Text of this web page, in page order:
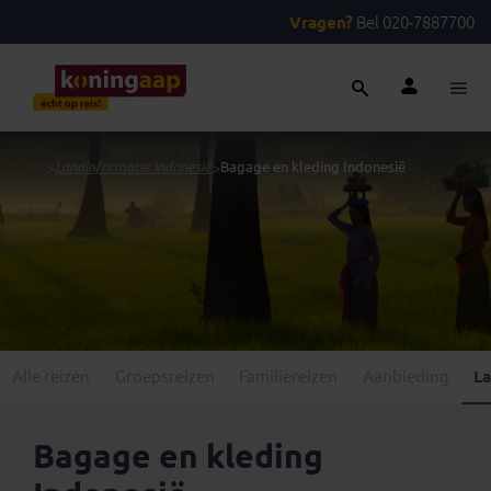
Vragen? Bel 020-7887700
Landinformatie Indonesië >Bagage en kleding Indonesië
Bagage en kleding